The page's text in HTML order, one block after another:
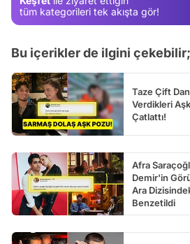
tüm kategorileri tek akışta gör!
Bu içerikler de ilgini çekebilir;
Taze Çift
Verdikleri
Çatlattı!
Afra
Demir'in
Ara
Benzetildi